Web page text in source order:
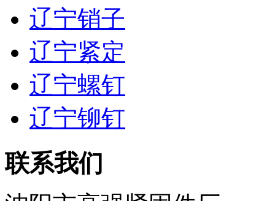
辽宁销子
辽宁紧定
辽宁螺钉
辽宁铆钉
联系我们